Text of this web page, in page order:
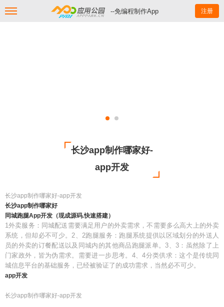
--免编程制作App 注册
长沙app制作哪家好-
app开发
长沙app制作哪家好-app开发
长沙app制作哪家好
同城跑腿App开发（现成源码.快速搭建）
1外卖服务：同城配送需要满足用户的外卖需求，不需要多么高大上的外卖
系统，但却必不可少。2、2跑腿服务：跑腿系统提供以区域划分的外送人
员的外卖的订餐配送以及同城内的其他商品跑腿派单。3、3：虽然除了上
门家政外，皆为伪需求。需要进一步思考。4、4分类供求：这个是传统同
城信息平台的基础服务，已经被验证了的成功需求，当然必不可少。
app开发
长沙app制作哪家好-app开发